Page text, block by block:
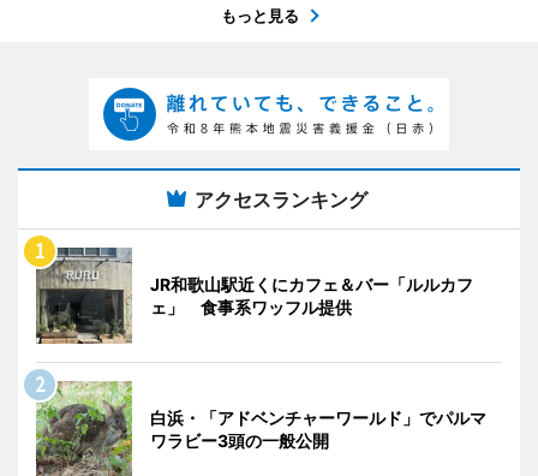
もっと見る
アクセスランキング
JR和歌山駅近くにカフェ＆バー「ルルカフ
ェ」 食事系ワッフル提供
白浜・「アドベンチャーワールド」でパルマ
ワラビー3頭の一般公開